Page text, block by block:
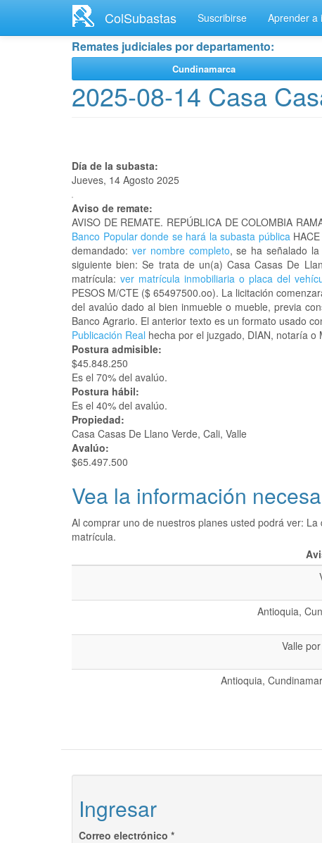
contenido
ColSubastas Suscribirse Aprender a
Remates judiciales por departamento:
Cundinamarca
2025-08-14 Casa
Día de la subasta:
Jueves, 14 Agosto 2025
Aviso de remate:
AVISO DE REMATE. REPÚBLICA DE COLOMBIA
Banco Popular donde se hará la subasta públicaHACE
demandado: ver nombre completo, se ha señalado
siguiente bien: Se trata de un(a) Casa Casas De
matrícula: ver matrícula inmobiliaria o placa del
PESOS M/CTE ($ 65497500.oo). La licitación
del avalúo dado al bien inmueble o mueble, previa
Banco Agrario. El anterior texto es un formato usado
Publicación Real hecha por el juzgado, DIAN, notaría o
Postura admisible:
$45.848.250
Es el 70% del avalúo.
Postura hábil:
Es el 40% del avalúo.
Propiedad:
Casa Casas De Llano Verde, Cali, Valle
Avalúo:
$65.497.500
Vea la información
Al comprar uno de nuestros planes usted podrá ver:
matrícula.
Antioquia,
Valle
Antioquia,
Ingresar
Correo electrónico *